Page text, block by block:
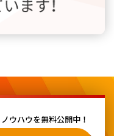
ノウハウを無料公開中！